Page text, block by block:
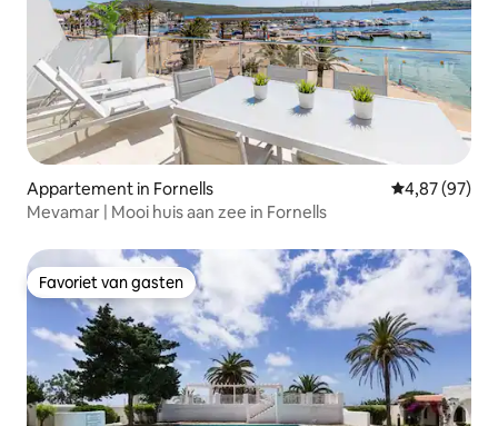
Appartement in Fornells Gemiddelde
4,87 (97)
Mevamar | Mooi huis aan zee in Fornells
Favoriet van gasten
Favoriet van gasten